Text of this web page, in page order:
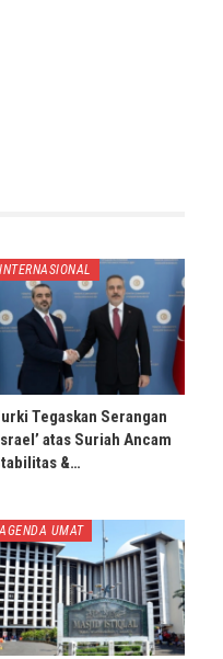
INTERNASIONAL
Tegaskan Serangan
atas Suriah Ancam
&…
AGENDA UMAT